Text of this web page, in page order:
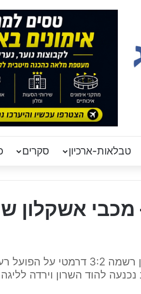
טבלאות-ארכיון סקרים
אשקלון
נערים ב' ארצית דרום: מכבי אשקלון רשמה 3:2
להוד השרון וירדה